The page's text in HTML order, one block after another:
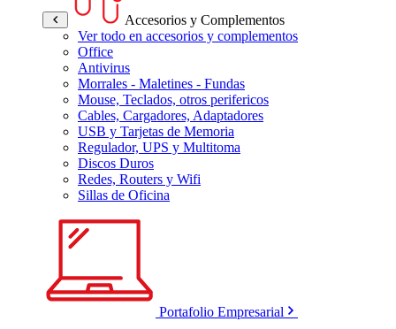
Accesorios y Complementos
Ver todo en accesorios y complementos
Office
Antivirus
Morrales - Maletines - Fundas
Mouse, Teclados, otros perifericos
Cables, Cargadores, Adaptadores
USB y Tarjetas de Memoria
Regulador, UPS y Multitoma
Discos Duros
Redes, Routers y Wifi
Sillas de Oficina
Portafolio Empresarial